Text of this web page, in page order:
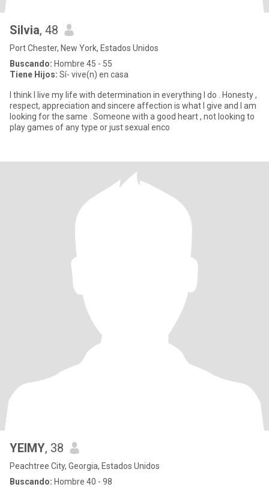
Silvia, 48
Port Chester, New York, Estados Unidos
Buscando: Hombre 45 - 55
Tiene Hijos: Sí- vive(n) en casa
I think I live my life with determination in everything I do . Honesty ,
respect, appreciation and sincere affection is what I give and I am
looking for the same . Someone with a good heart , not looking to
play games of any type or just sexual enco
YEIMY, 38
Peachtree City, Georgia, Estados Unidos
Buscando: Hombre 40 - 98